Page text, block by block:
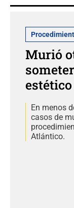
Murió
En menos
casos de
Atlántico.